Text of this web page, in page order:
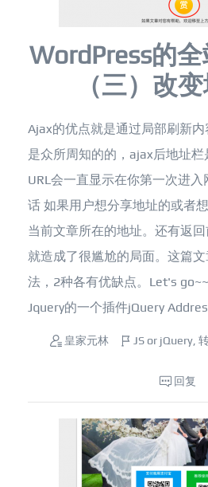
WordPress的
（三）改
Ajax的优点就是通过局部刷新
是众所周知的的，ajax后地址栏
URL会一直显示在你第一次进
话 如果用户想分享地址的或者
当前文章所在的地址。还有返
就造成了很尴尬的局面。这篇
法，2种各有优缺点。Let's
Jquery的一个插件jQuery
皇家元林 JS or jQuery ,
回复